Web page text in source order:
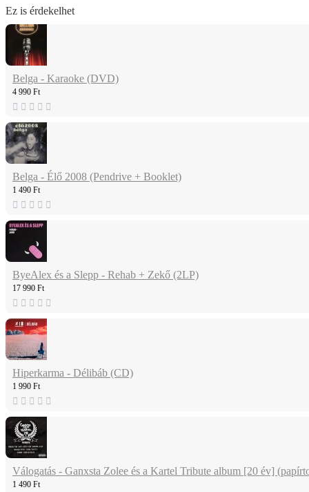
Ez is érdekelhet
Belga - Karaoke (DVD)
4 990 Ft
Belga - Élő 2008 (Pendrive + Booklet)
1 490 Ft
ByeAlex és a Slepp - Rehab + Zekő (2LP)
17 990 Ft
Hiperkarma - Délibáb (CD)
1 990 Ft
Válogatás - Ganxsta Zolee és a Kartel Tribute album [20 év]
1 490 Ft